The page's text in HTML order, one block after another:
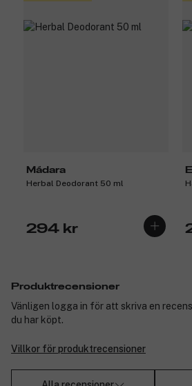
Mádara
Herbal Deodorant 50 ml
294 kr
Produktrecensioner
Vänligen logga in för att skriva en
du har köpt.
Villkor för produktrecensioner